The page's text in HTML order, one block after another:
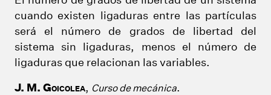
cuando existen ligaduras entre las partículas
será el número de grados de libertad del
sistema sin ligaduras, menos el número de
ligaduras que relacionan las variables.
J. M. GOICOLEA, Curso de mecánica.